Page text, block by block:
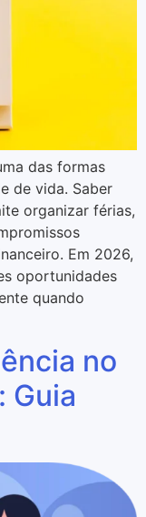
das formas
de vida. Saber
organizar férias,
Em 2026,
oportunidades
quando
no
Guia